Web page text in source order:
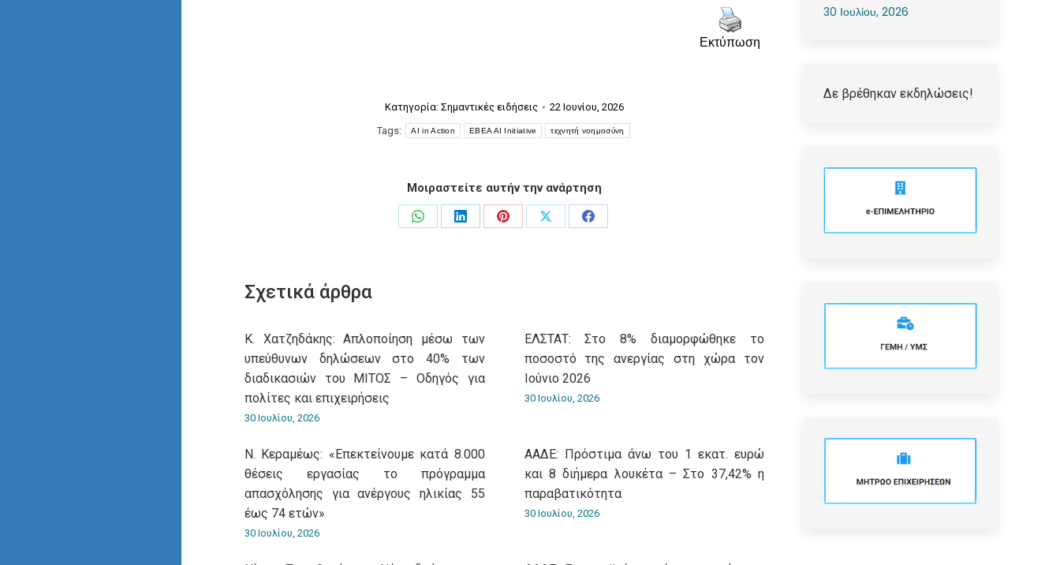
Εκτύπωση
Κατηγορία: Σημαντικές ειδήσεις
22 Ιουνίου, 2026
Tags:
AI in Action EBEA AI Initiative τεχνητή νοημοσύνη
Μοιραστείτε αυτήν την ανάρτηση
Share
Share
Share
Share
Share
Σχετικά άρθρα
Κ. Χατζηδάκης: Aπλοποίηση μέσω των
υπεύθυνων δηλώσεων στο 40% των
διαδικασιών του ΜΙΤΟΣ – Οδηγός για
πολίτες και επιχειρήσεις
30 Ιουλίου, 2026
ΕΛΣΤΑΤ: Στο 8% διαμορφώθηκε το
ποσοστό της ανεργίας στη χώρα τον
Ιούνιο 2026
30 Ιουλίου, 2026
Ν. Κεραμέως: «Επεκτείνουμε κατά 8.000
θέσεις εργασίας το πρόγραμμα
απασχόλησης για ανέργους ηλικίας 55
έως 74 ετών»
30 Ιουλίου, 2026
ΑΑΔΕ: Πρόστιμα άνω του 1 εκατ. ευρώ
και 8 διήμερα λουκέτα – Στο 37,42% η
παραβατικότητα
30 Ιουλίου, 2026
30 Ιουλίου, 2026
Δε βρέθηκαν εκδηλώσεις!